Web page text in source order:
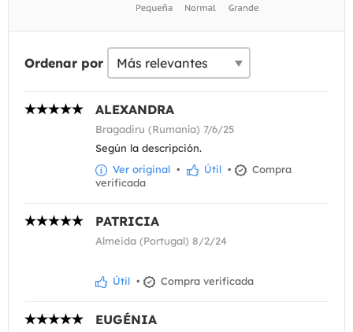
Ordenar por
ALEXANDRA
Bragadiru (Rumanía) 7/6/25
Según la descripción.
Ver original • Útil •
Compra
verificada
PATRICIA
Almeida (Portugal) 8/2/24
Útil • Compra verificada
EUGÉNIA